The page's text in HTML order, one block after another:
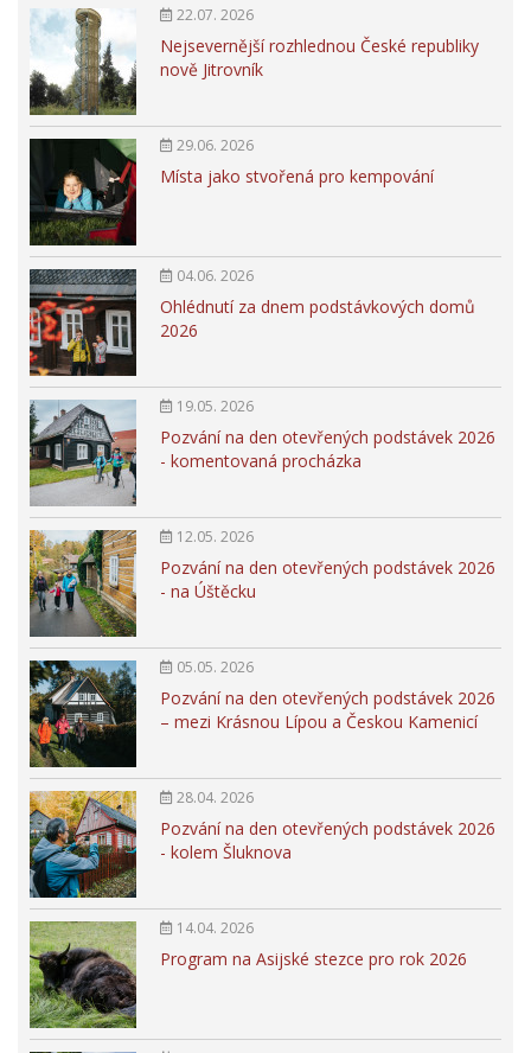
22.07. 2026
Nejsevernější rozhlednou České republiky
nově Jitrovník
29.06. 2026
Místa jako stvořená pro kempování
04.06. 2026
Ohlédnutí za dnem podstávkových domů
2026
19.05. 2026
Pozvání na den otevřených podstávek 2026
- komentovaná procházka
12.05. 2026
Pozvání na den otevřených podstávek 2026
- na Úštěcku
05.05. 2026
Pozvání na den otevřených podstávek 2026
– mezi Krásnou Lípou a Českou Kamenicí
28.04. 2026
Pozvání na den otevřených podstávek 2026
- kolem Šluknova
14.04. 2026
Program na Asijské stezce pro rok 2026